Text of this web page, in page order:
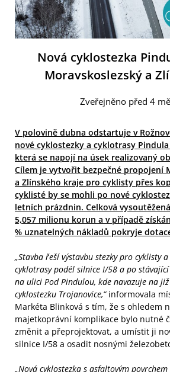
Nová cyklostezka
Moravskoslezský a
Zveřejněno před 4
V polovině dubna odstartuje v
nové cyklostezky a cyklotrasy
která se napojí na úsek realizovaný
Cílem je vytvořit bezpečné propojení
a Zlínského kraje pro cyklisty přes
cyklisté by se mohli po nové
letních prázdnin. Celková
5,057 milionu korun a v případě
% uznatelných nákladů pokryje
„Stavba řeší výstavbu stezky pro cyklisty
cyklotrasy podél silnice I/58 a po
na ulici Pod Pindulou, kde navazuje na
cyklostezku Trojanovice,“informovala
Markéta Blinková s tím, že s ohledem
majetkoprávní komplikace bylo nutné
změnit a přeprojektovat, a umístit ji
silnice I/58 a osadit nosnými
„Nová cyklostezka s asfaltovým